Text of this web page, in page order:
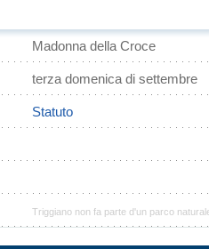
Madonna della Croce
terza domenica di settembre
Statuto
Triggiano non fa parte d'un parco